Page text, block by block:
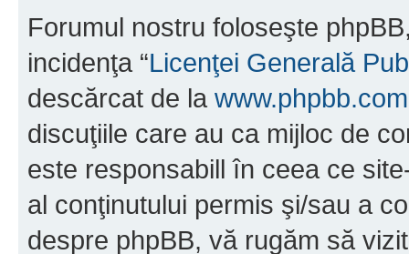
Forumul nostru foloseşte
incidenţa “Licenţei Generală
descărcat de la www.phpbb.com
discuţiile care au ca mijloc de
este responsabill în ceea ce
al conţinutului permis şi/sau a
despre phpBB, vă rugăm să